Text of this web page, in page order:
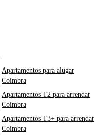
Apartamentos para alugar
Coimbra
Apartamentos T2 para arrendar
Coimbra
Apartamentos T3+ para arrendar
Coimbra